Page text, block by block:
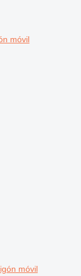
móvil
móvil